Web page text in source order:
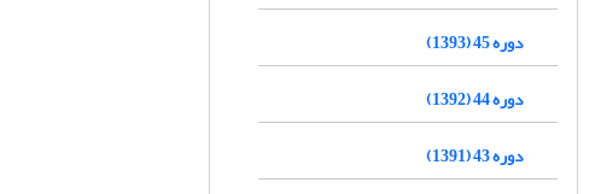
دوره 45 (1393)
دوره 44 (1392)
دوره 43 (1391)